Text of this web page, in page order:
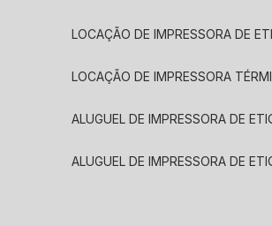
LOCAÇÃO DE IMPRESSORA DE
LOCAÇÃO DE IMPRESSORA
ALUGUEL DE IMPRESSORA DE
ALUGUEL DE IMPRESSORA DE